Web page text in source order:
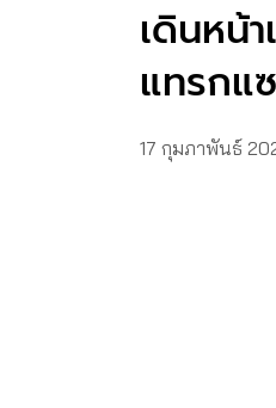
เดินหน้
แทรกแ
17 กุมภาพันธ์